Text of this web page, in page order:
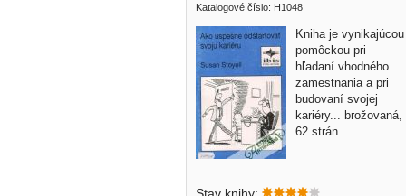
Katalogové číslo: H1048
Kniha je vynikajúcou
pomôckou pri
hľadaní vhodného
zamestnania a pri
budovaní svojej
kariéry... brožovaná,
62 strán